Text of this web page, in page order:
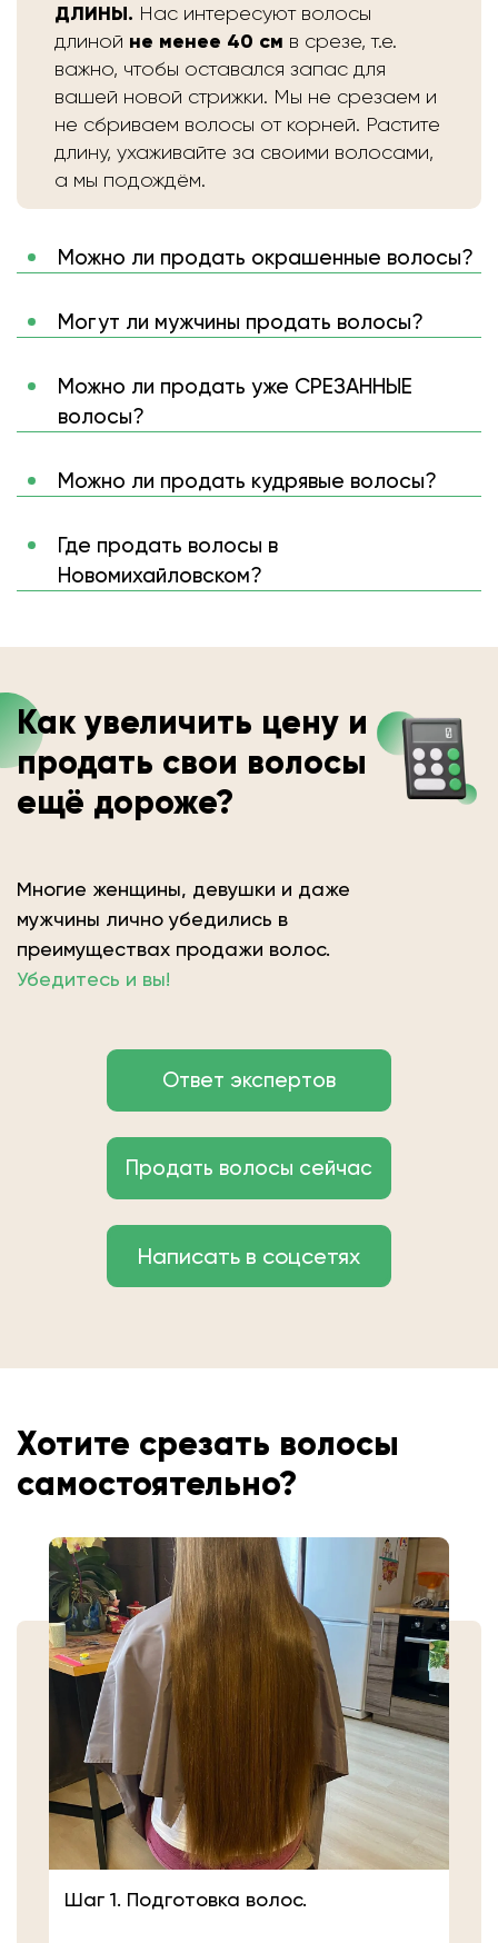
ДЛИНЫ. Нас интересуют волосы
длиной не менее 40 см в срезе, т.е.
важно, чтобы оставался запас для
вашей новой стрижки. Мы не срезаем и
не сбриваем волосы от корней. Растите
длину, ухаживайте за своими волосами,
а мы подождём.
Можно ли продать окрашенные волосы?
Могут ли мужчины продать волосы?
Можно ли продать уже СРЕЗАННЫЕ
волосы?
Можно ли продать кудрявые волосы?
Где продать волосы в
Новомихайловском?
Как увеличить цену и
продать свои волосы
ещё дороже?
Многие женщины, девушки и даже
мужчины лично убедились в
преимуществах продажи волос.
Убедитесь и вы!
Ответ экспертов
Продать волосы сейчас
Написать в соцсетях
Хотите срезать волосы
самостоятельно?
Шаг 1. Подготовка волос.